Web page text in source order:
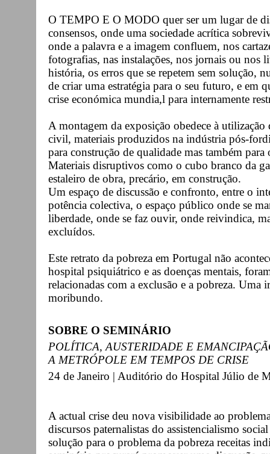
O TEMPO E O MODO quer ser um lugar de
consensos, onde uma sociedade acrítica
onde a palavra e a imagem confluem, nos
fotografias, nas instalações, nos jornais ou nos
história, os erros que se repetem sem solução,
de criar uma estratégia para o seu futuro, e em
crise económica mundia,l para internamente
A montagem da exposição obedece à utilização
civil, materiais produzidos na indústria pós-
para construção de qualidade mas também para
Materiais disruptivos como o cubo branco da
estaleiro de obra, precário, em construção.
Um espaço de discussão e confronto, entre o
potência colectiva, o espaço público onde se
liberdade, onde se faz ouvir, onde reivindica,
excluídos.
Este retrato da pobreza em Portugal não
hospital psiquiátrico e as doenças mentais,
relacionadas com a exclusão e a pobreza. Uma
moribundo.
SOBRE O SEMINÁRIO
POLÍTICA, AUSTERIDADE E
A METRÓPOLE EM TEMPOS DE CRISE
24 de Janeiro | Auditório do Hospital Júlio de
A actual crise deu nova visibilidade ao
discursos paternalistas do assistencialismo
solução para o problema da pobreza receitas